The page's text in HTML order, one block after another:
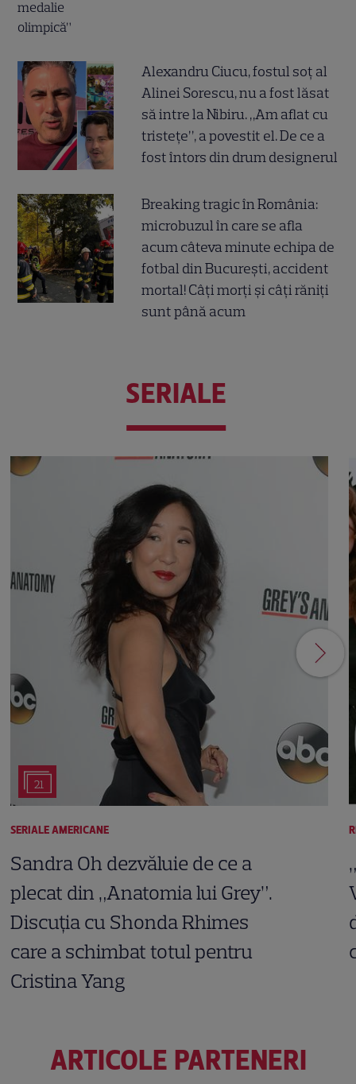
Alexandru Ciucu, fostul soț al
Alinei Sorescu, nu a fost lăsat
să intre la Nibiru. „Am aflat cu
tristețe”, a povestit el. De ce a
fost întors din drum designerul
Breaking tragic în România:
microbuzul în care se afla
acum câteva minute echipa de
fotbal din București, accident
mortal! Câți morți și câți răniți
sunt până acum
SERIALE
21
SERIALE AMERICANE
Sandra Oh dezvăluie de ce a
plecat din „Anatomia lui Grey”.
Discuția cu Shonda Rhimes
care a schimbat totul pentru
Cristina Yang
ARTICOLE PARTENERI